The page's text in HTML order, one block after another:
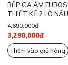
BẾP GA ÂM
THIẾT KẾ 2 LÒ
GAS ĐẾN 40%
4,690,000đ
3,290,000đ
Thêm vào giỏ hàng